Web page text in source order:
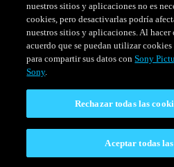
SERIESHORARIO
Venezuela
nuestros sitios y aplicaciones no es
cookies, pero desactivarlas podría
nuestros sitios y aplicaciones. Al
acuerdo que se puedan utilizar
para compartir sus datos conSony
Sony.
Rechazar todas las
Aceptar todas